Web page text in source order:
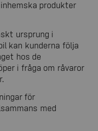
produkter
ursprung i
kan kunderna följa
hos de
i fråga om råvaror
för
med